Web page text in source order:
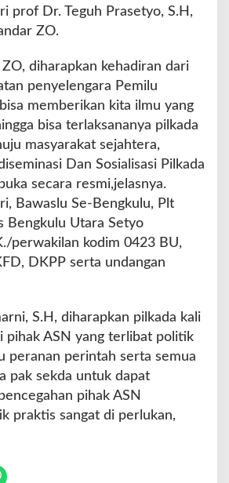
prof Dr. Teguh Prasetyo, S.H,
ZO.
diharapkan kehadiran dari
penyelengara Pemilu
memberikan kita ilmu yang
bisa terlaksananya pilkada
masyarakat sejahtera,
Dan Sosialisasi Pilkada
secara resmi,jelasnya.
Bawaslu Se-Bengkulu, Plt
Bengkulu Utara Setyo
perwakilan kodim 0423 BU,
DKPP serta undangan
S.H, diharapkan pilkada kali
pihak ASN yang terlibat politik
peranan perintah serta semua
pak sekda untuk dapat
pihak ASN
praktis sangat di perlukan,